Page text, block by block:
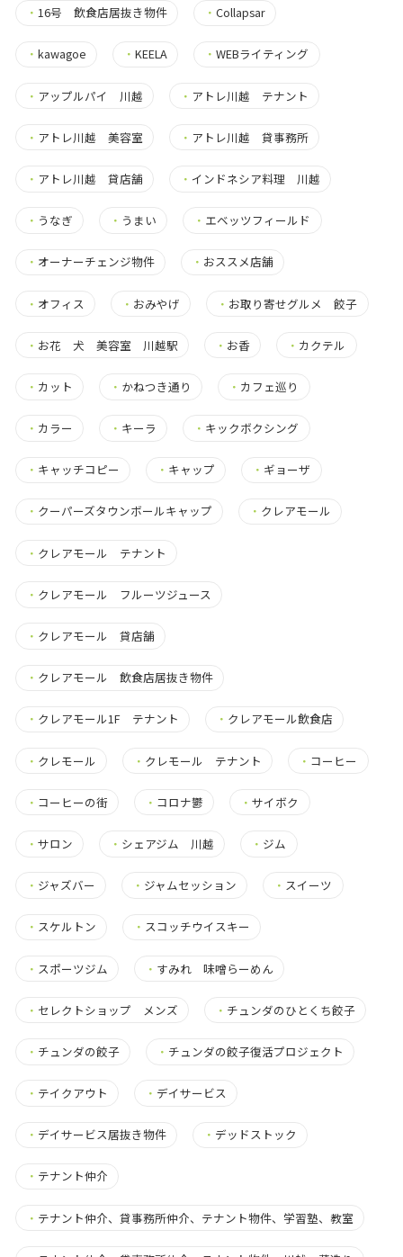
・ 16号 飲食店居抜き物件 ・Collapsar
・ kawagoe ・KEELA ・WEBライティング
・ アップルパイ 川越 ・ アトレ川越 テナント
・ アトレ川越 美容室 ・ アトレ川越 貸事務所
・ アトレ川越 貸店舗 ・ インドネシア料理 川越
・ うなぎ ・ うまい ・ エベッツフィールド
・ オーナーチェンジ物件 ・ おススメ店舗
・ オフィス ・ おみやげ ・ お取り寄せグルメ 餃子
・ お花 犬 美容室 川越駅 ・ お香 ・ カクテル
・ カット ・ かねつき通り ・ カフェ巡り
・ カラー ・ キーラ ・ キックボクシング
・ キャッチコピー ・ キャップ ・ ギョーザ
・ クーパーズタウンボールキャップ ・ クレアモール
・ クレアモール テナント
・ クレアモール フルーツジュース
・ クレアモール 貸店舗
・ クレアモール 飲食店居抜き物件
・ クレアモール1F テナント ・ クレアモール飲食店
・ クレモール ・ クレモール テナント ・ コーヒー
・ コーヒーの街 ・ コロナ鬱 ・サイボク
・ サロン ・ シェアジム 川越 ・ ジム
・ ジャズバー ・ ジャムセッション ・ スイーツ
・ スケルトン ・ スコッチウイスキー
・ スポーツジム ・ すみれ 味噌らーめん
・ セレクトショップ メンズ ・ チュンダのひとくち餃子
・ チュンダの餃子 ・ チュンダの餃子復活プロジェクト
・ テイクアウト ・ デイサービス
・ デイサービス居抜き物件 ・ デッドストック
・ テナント仲介
・ テナント仲介、貸事務所仲介、テナント物件、学習塾、教室